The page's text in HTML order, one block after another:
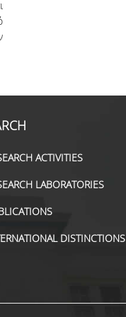
ACTIVITIES
LABORATORIES
DISTINCTIONS